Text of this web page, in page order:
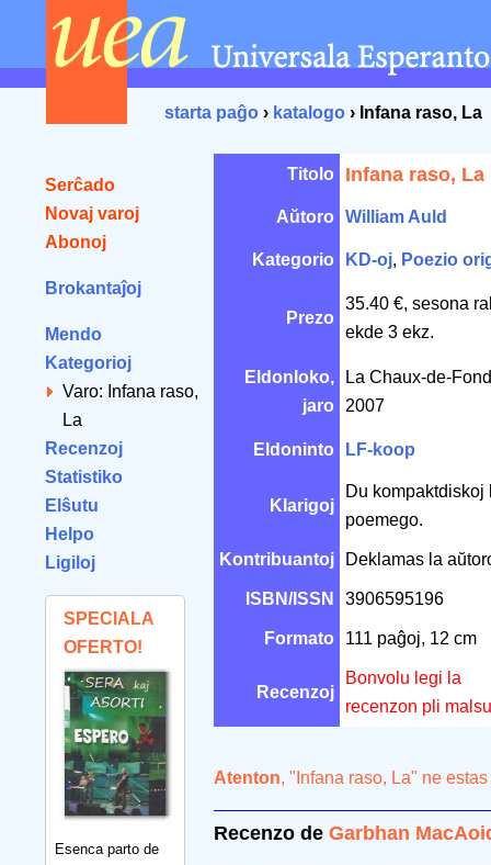
starta paĝo › katalogo › Infana raso, La
Serĉado
Novaj varoj
Abonoj
Brokantaĵoj
Mendo
Kategorioj
Varo: Infana raso,
La
Recenzoj
Statistiko
Elŝutu
Helpo
Ligiloj
SPECIALA
OFERTO!
Esenca parto de
Titolo Infana raso, La
Aŭtoro William Auld
Kategorio KD-oj, Poezio
Prezo
35.40 €, sesona
ekde 3 ekz.
Eldonloko,
jaro
La Chaux-de-
2007
Eldoninto LF-koop
Klarigoj
Du kompaktdiskoj
poemego.
Kontribuantoj Deklamas la
ISBN/ISSN 3906595196
Formato 111 paĝoj, 12 cm
Recenzoj
Bonvolu legi la
recenzon pli
Atenton, "Infana raso, La" ne
Recenzo de Garbhan